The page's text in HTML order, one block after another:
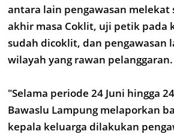
antara lain pengawasan melekat
akhir masa Coklit, uji petik pada
sudah dicoklit, dan pengawasan
wilayah yang rawan pelanggaran.
"Selama periode 24 Juni hingga
Bawaslu Lampung melaporkan
kepala keluarga dilakukan